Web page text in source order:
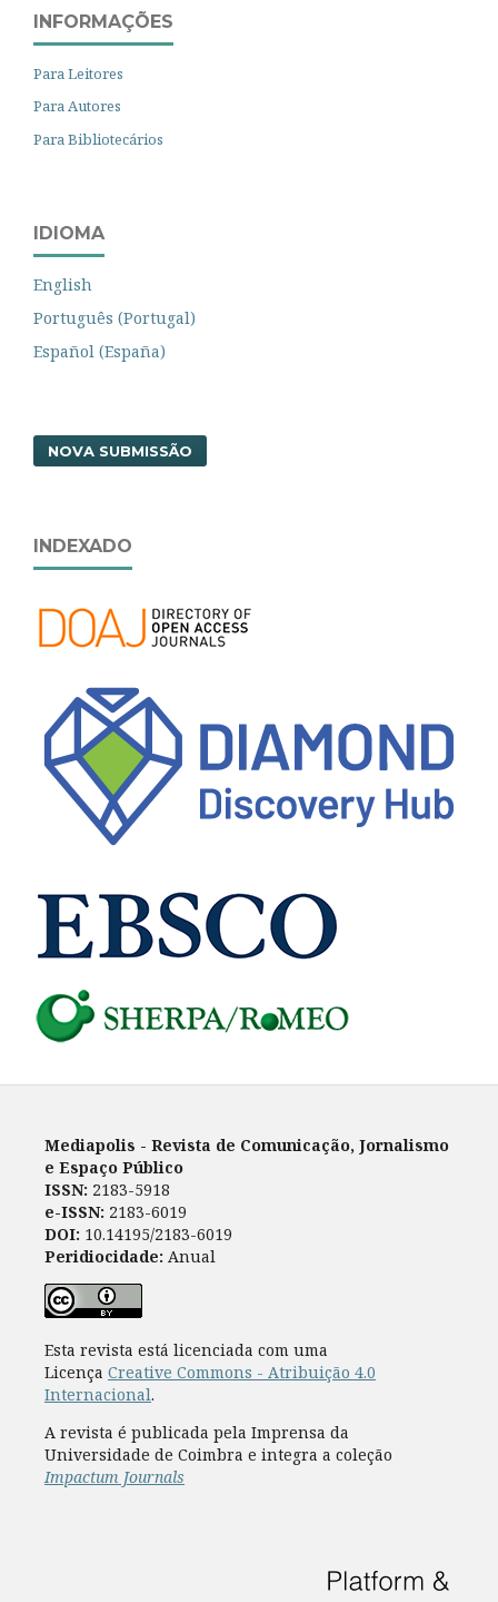
INFORMAÇÕES
Para Leitores
Para Autores
Para Bibliotecários
IDIOMA
English
Português (Portugal)
Español (España)
NOVA SUBMISSÃO
INDEXADO
Mediapolis - Revista de Comunicação, Jornalismo
e Espaço Público
ISSN: 2183-5918
e-ISSN: 2183-6019
DOI: 10.14195/2183-6019
Peridiocidade: Anual
Esta revista está licenciada com uma
Licença Creative Commons - Atribuição 4.0
Internacional.
A revista é publicada pela Imprensa da
Universidade de Coimbra e integra a coleção
Impactum Journals